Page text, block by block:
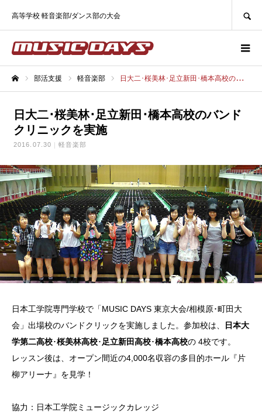
高等学校 軽音楽部/ダンス部の大会
部活支援 軽音楽部 日大二･桜美林･足立新田･橋本高校のバンドクリニックを実施
日大二･桜美林･足立新田･橋本高校のバンド
クリニックを実施
2016.07.30 軽音楽部
日本工学院専門学校で「MUSIC DAYS 東京大会/相模原･町田大
会」出場校のバンドクリックを実施しました。参加校は、
日本大
学第二高校･桜美林高校･ 足立新田高校･橋本高校の 4校です。
レッスン後は、オープン間近の4,000名収容の多目的ホール『片
柳アリーナ』を見学！
協力：日本工学院ミュージックカレッジ